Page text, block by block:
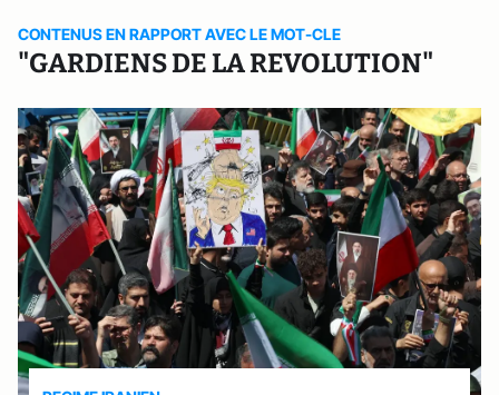
CONTENUS EN RAPPORT AVEC LE MOT-CLE
"GARDIENS DE LA REVOLUTION"